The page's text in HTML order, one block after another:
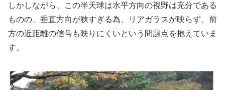
しかしながら、この半天球は水平方向の視野は充分である
ものの、垂直方向が狭すぎる為、リアガラスが映らず、前
方の近距離の信号も映りにくいという問題点を抱えていま
す。